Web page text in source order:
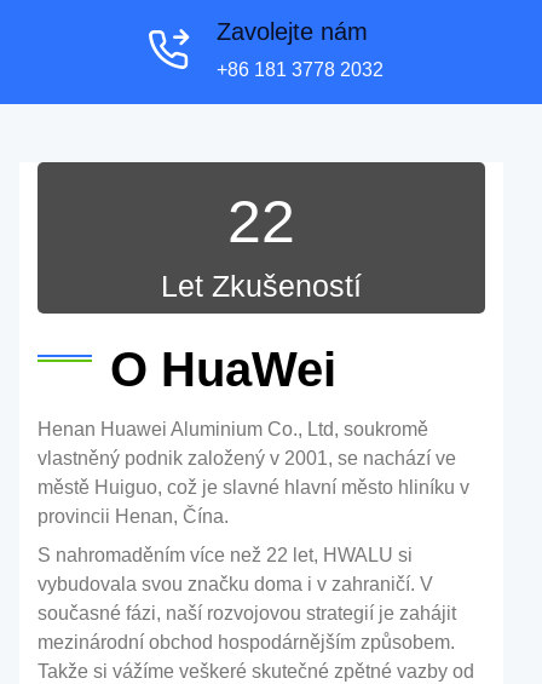
Zavolejte nám
+86 181 3778 2032
22
Let Zkušeností
O HuaWei
Henan Huawei Aluminium Co., Ltd, soukromě
vlastněný podnik založený v 2001, se nachází ve
městě Huiguo, což je slavné hlavní město hliníku v
provincii Henan, Čína.
S nahromaděním více než 22 let, HWALU si
vybudovala svou značku doma i v zahraničí. V
současné fázi, naší rozvojovou strategií je zahájit
mezinárodní obchod hospodárnějším způsobem.
Takže si vážíme veškeré skutečné zpětné vazby od